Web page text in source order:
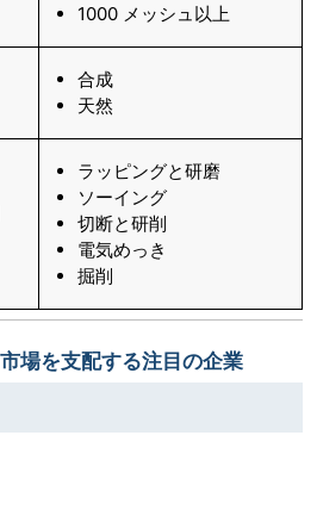
1000 メッシュ以上
合成
天然
ラッピングと研磨
ソーイング
切断と研削
電気めっき
掘削
場を支配する注目の企業